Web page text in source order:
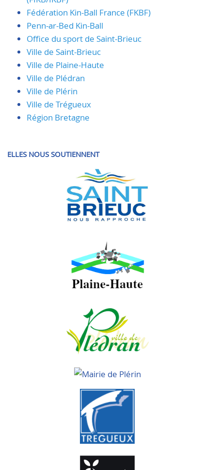
Fédération Kin-Ball France (FKBF)
Penn-ar-Bed Kin-Ball
Office du sport de Saint-Brieuc
Ville de Saint-Brieuc
Ville de Plaine-Haute
Ville de Plédran
Ville de Plérin
Ville de Trégueux
Région Bretagne
ELLES NOUS SOUTIENNENT